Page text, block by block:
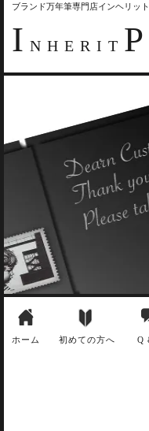
ブランド万年筆専門店インヘリッ
I NHERIT P
ホーム 初めての方へ Q